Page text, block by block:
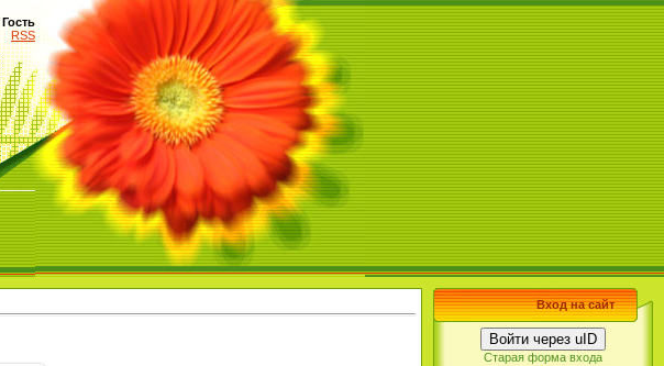
Гость
RSS
Вход на сайт
Войти через uID
Старая форма входа